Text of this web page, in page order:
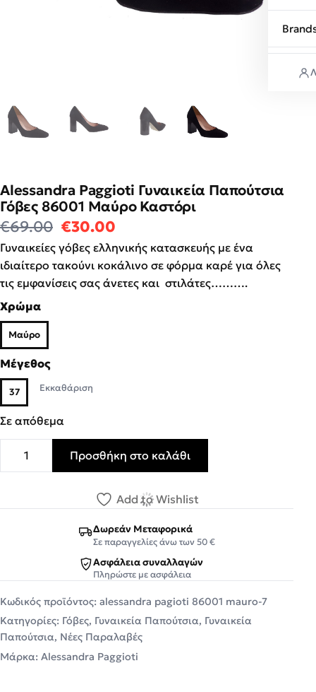
Alessandra Paggioti Γυναικεία Παπούτσια
Γόβες 86001 Mαύρο Καστόρι
€69.00 Original price was: €69.00.
€30.00
Γυναικείες γόβες ελληνικής κατασκευής με ένα
ιδιαίτερο τακούνι κοκάλινο σε φόρμα καρέ για όλες
τις εμφανίσεις σας άνετες και στιλάτες……….
Χρώμα
Μαύρο
Μέγεθος
37 Εκκαθάριση
Σε απόθεμα
Alessandra Paggioti Γυναικεία Παπούτσια Γόβες 86001
Προσθήκη στο καλάθι
Add to Wishlist
Δωρεάν Μεταφορικά
Σε παραγγελίες άνω των 50 €
Ασφάλεια συναλλαγών
Πληρώστε με ασφάλεια
Κωδικός προϊόντος: alessandra pagioti 86001 mauro-7
Κατηγορίες: Γόβες, Γυναικεία Παπούτσια, Γυναικεία
Παπούτσια, Νέες Παραλαβές
Μάρκα: Alessandra Paggioti